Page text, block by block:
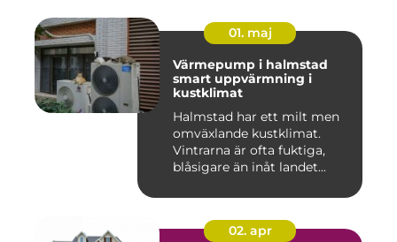
01. maj
Värmepump i halmstad
smart uppvärmning i
kustklimat
Halmstad har ett milt men
omväxlande kustklimat.
Vintrarna är ofta fuktiga,
blåsigare än inåt landet...
02. apr